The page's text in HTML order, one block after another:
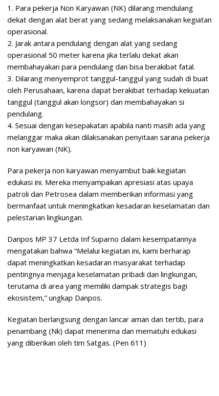
1. Para pekerja Non Karyawan (NK) dilarang mendulang
dekat dengan alat berat yang sedang melaksanakan kegiatan
operasional.
2. Jarak antara pendulang dengan alat yang sedang
operasional 50 meter karena jika terlalu dekat akan
membahayakan para pendulang dan bisa berakibat fatal.
3. Dilarang menyemprot tanggul-tanggul yang sudah di buat
oleh Perusahaan, karena dapat berakibat terhadap kekuatan
tanggul (tanggul akan longsor) dan membahayakan si
pendulang.
4. Sesuai dengan kesepakatan apabila nanti masih ada yang
melanggar maka akan dilaksanakan penyitaan sarana pekerja
non karyawan (NK).
Para pekerja non karyawan menyambut baik kegiatan
edukasi ini. Mereka menyampaikan apresiasi atas upaya
patroli dan Petrosea dalam memberikan informasi yang
bermanfaat untuk meningkatkan kesadaran keselamatan dan
pelestarian lingkungan.
Danpos MP 37 Letda Inf Suparno dalam kesempatannya
mengatakan bahwa “Melalui kegiatan ini, kami berharap
dapat meningkatkan kesadaran masyarakat terhadap
pentingnya menjaga keselamatan pribadi dan lingkungan,
terutama di area yang memiliki dampak strategis bagi
ekosistem,” ungkap Danpos.
Kegiatan berlangsung dengan lancar aman dan tertib, para
penambang (Nk) dapat menerima dan mematuhi edukasi
yang diberikan oleh tim Satgas. (Pen 611)